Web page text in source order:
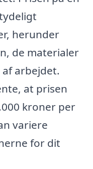
herunder
de materialer
arbejdet.
at prisen
kroner per
variere
for dit